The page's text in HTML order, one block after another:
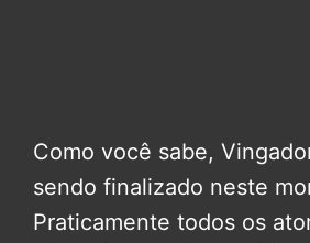
Como você sabe,
sendo finalizado neste
Praticamente todos os